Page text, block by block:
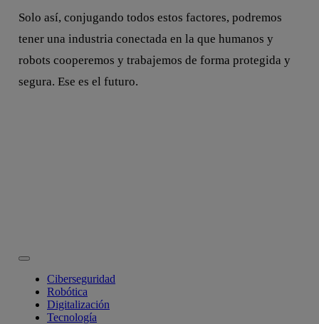
Solo así, conjugando todos estos factores, podremos
tener una industria conectada en la que humanos y
robots cooperemos y trabajemos de forma protegida y
segura. Ese es el futuro.
Ciberseguridad
Robótica
Digitalización
Tecnología